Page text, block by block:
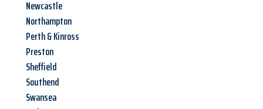
Newcastle
Northampton
Perth & Kinross
Preston
Sheffield
Southend
Swansea